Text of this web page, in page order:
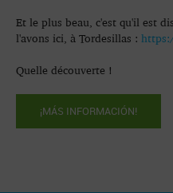
Et le plus beau, c'est qu'il est
l'avons ici, à Tordesillas :
Quelle découverte !
¡MÁS INFORMACIÓN!